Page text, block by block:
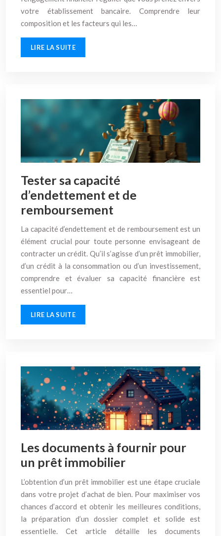
votre établissement bancaire. Comprendre leur
composition et les facteurs qui les…
LIRE LA SUITE
Tester sa capacité
d’endettement et de
remboursement
La capacité d’endettement et de remboursement est un
élément crucial pour toute personne envisageant de
contracter un crédit. Qu’il s’agisse d’un prêt immobilier,
d’un crédit à la consommation ou d’un investissement,
comprendre et évaluer sa capacité financière est
essentiel pour…
LIRE LA SUITE
Les documents à fournir pour
un prêt immobilier
L’obtention d’un prêt immobilier est une étape cruciale
dans votre projet d’achat de bien. Pour maximiser vos
chances d’accord et obtenir les meilleures conditions,
la préparation d’un dossier complet et solide est
essentielle. Cet article détaille les documents